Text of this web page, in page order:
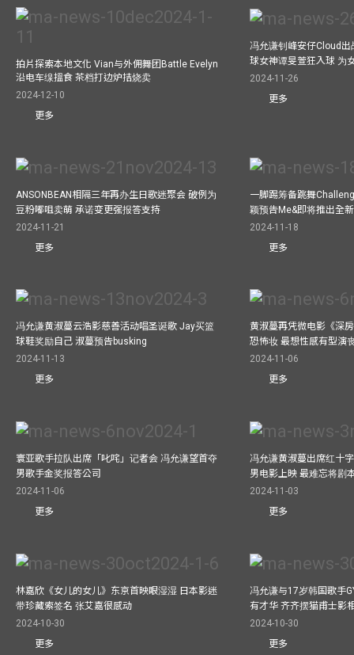
拍片探索本地文化 Vian与外佣舞团Battle Evelyn
沿电车缐搵食 茶档打边炉拮烧卖
2024-12-10
更多
冯允谦钊峰安仔Cloud
球女神谭旻萱狂入球 为
2024-11-26
更多
ANSONBEAN相隔三年再办生日歌迷聚会 破例为
豆粉嘟咀卖萌 承诺变更强报答支持
2024-11-21
更多
一脚踢筹备跳舞
颖预告Me&即将推出全
2024-11-18
更多
冯允谦黄淑蔓云浩影慈善活动唱圣诞歌 Jay买篮
球鞋奖励自己 淑蔓预告busking
2024-11-13
更多
黄淑蔓再凭微电影《深
恐怖妆 最想性感有型演
2024-11-06
更多
寰亚歌手拉队出席「叱咤」记者会 冯允谦望首夺
男歌手金奖报答公司
2024-11-06
更多
冯允谦黄淑蔓出席红十
男电影上映 最难忘将剧
2024-11-03
更多
林嘉欣《女儿的女儿》东京首映眼湿湿 日本影迷
带珍藏索签名 张艾嘉很感动
2024-10-30
更多
冯允谦与17岁韩国歌手
有才华 齐齐摆猫甫士影
2024-10-30
更多